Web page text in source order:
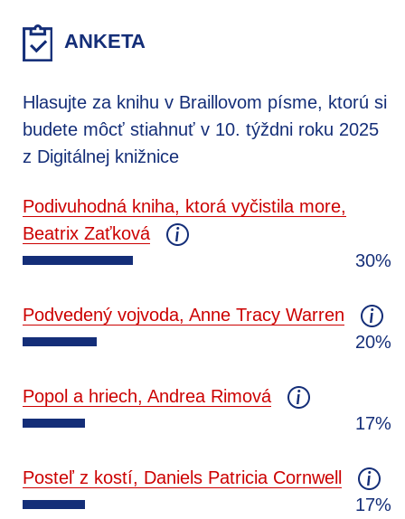
ANKETA
Hlasujte za knihu v Braillovom písme, ktorú si
budete môcť stiahnuť v 10. týždni roku 2025
z Digitálnej knižnice
Podivuhodná kniha, ktorá vyčistila more,
Beatrix Zaťková
30%
Podvedený vojvoda, Anne Tracy Warren
20%
Popol a hriech, Andrea Rimová
17%
Posteľ z kostí, Daniels Patricia Cornwell
17%